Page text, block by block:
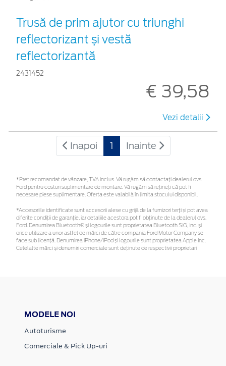
Trusă de prim ajutor cu triunghi
reflectorizant și vestă
reflectorizantă
2431452
€ 39,58
Vezi detalii
Inapoi 1 Inainte
*Preţ recomandat de vânzare, TVA inclus. Vă rugăm să contactaţi dealerul dvs.
Ford pentru costuri suplimentare de montare. Vă rugăm să rețineți că pot fi
necesare piese suplimentare. Oferta este valabilă în limita stocului disponibil.
*Accesoriile identificate sunt accesorii alese cu grijă de la furnizori terți și pot avea
diferite condiții de garanție, iar detaliile acestora pot fi obținute de la dealerul dvs.
Ford. Denumirea Bluetooth® și logourile sunt proprietatea Bluetooth SIG, Inc. și
orice utilizare a unor astfel de mărci de către compania Ford Motor Company se
face sub licență. Denumirea iPhone/iPod și logourile sunt proprietatea Apple Inc.
Celelalte mărci și denumiri comerciale sunt deținute de respectivii proprietari
MODELE NOI
Autoturisme
Comerciale & Pick Up-uri